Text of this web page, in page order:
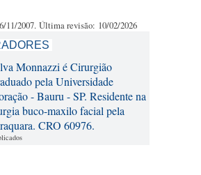
11/2007. Última revisão: 10/02/2026
Monnazzi é Cirurgião
pela Universidade
- Bauru - SP. Residente na
buco-maxilo facial pela
CRO 60976.